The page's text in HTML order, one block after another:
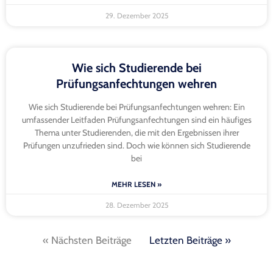
29. Dezember 2025
Wie sich Studierende bei
Prüfungsanfechtungen wehren
Wie sich Studierende bei Prüfungsanfechtungen wehren: Ein
umfassender Leitfaden Prüfungsanfechtungen sind ein häufiges
Thema unter Studierenden, die mit den Ergebnissen ihrer
Prüfungen unzufrieden sind. Doch wie können sich Studierende
bei
MEHR LESEN »
28. Dezember 2025
« Nächsten Beiträge Letzten Beiträge »